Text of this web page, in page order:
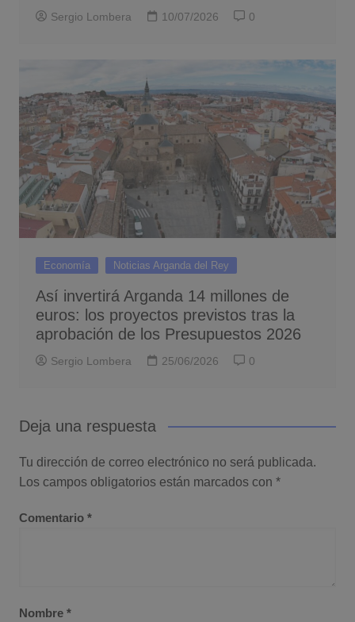
Sergio Lombera 10/07/2026 0
Economía Noticias Arganda del Rey
Así invertirá Arganda 14 millones de
euros: los proyectos previstos tras la
aprobación de los Presupuestos 2026
Sergio Lombera 25/06/2026 0
Deja una respuesta
Tu dirección de correo electrónico no será publicada.
Los campos obligatorios están marcados con *
Comentario *
Nombre *